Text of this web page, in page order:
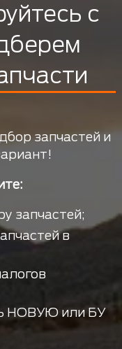
с
запчастей и
запчастей;
в
НОВУЮ или БУ